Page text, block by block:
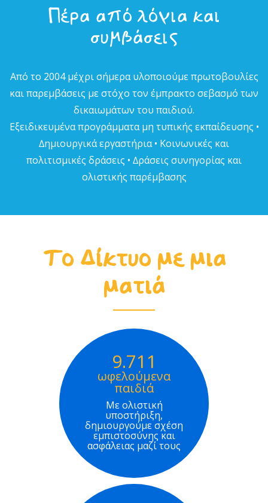
Πέρα από λόγια και
συµβάσεις
Από το 2004 µέχρι σήµερα υλοποιούµε πρωτοβουλίες
και παρεµβάσεις µε στόχο τον έµπρακτο σεβασµό των
δικαιωµάτων του παιδιού.
Εξειδικευµένα προγράµµατα µη τυπικής εκπαίδευσης •
∆ηµιουργικά εργαστήρια • Κοινωνικές και
πολιτισµικές δράσεις • ∆ράσεις συνηγορίας και
ολιστικής παρέµβασης
Το Δίκτυο με μια
ματιά
9.711
ωφελούμενα
παιδιά
Με ολιστική
υποστήριξη,
δημιουργούμε σχέση
εμπιστοσύνης και
ασφάλειας μαζί τους